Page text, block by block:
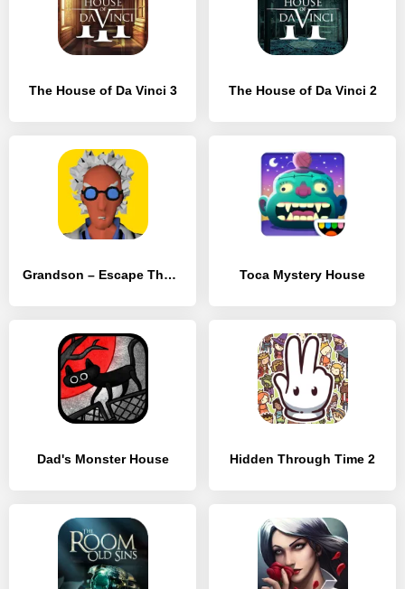
The House of Da Vinci 3 The House of Da Vinci 2
Grandson – Escape The House Toca Mystery House
Dad's Monster House Hidden Through Time 2